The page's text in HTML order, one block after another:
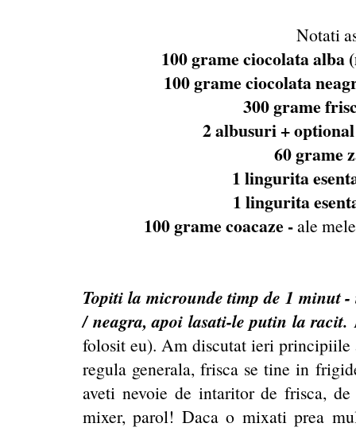
Notati
100 grame ciocolata alba
100 grame ciocolata
300 grame
2 albusuri +
60 grame
1 lingurita
1 lingurita
100 grame coacaze -ale
Topiti la microunde timp de 1 minut
/ neagra, apoi lasati-le putin la
folosit eu). Am discutat ieri principiile
regula generala, frisca se tine in
aveti nevoie de intaritor de frisca,
mixer, parol! Daca o mixati prea